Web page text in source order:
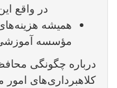
در واقع
همیشه
مؤسسه
درباره چگونگی
کلاهبرداری‌های